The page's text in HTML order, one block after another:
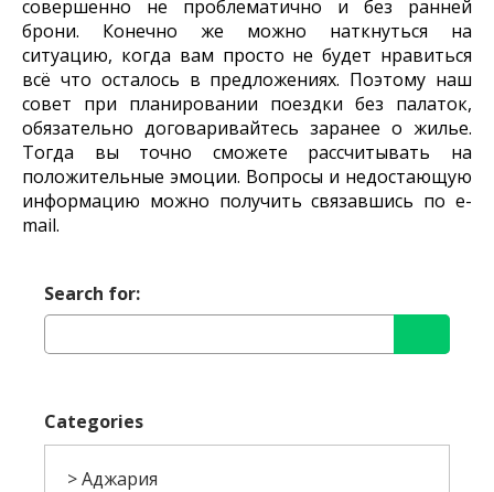
совершенно не проблематично и без ранней
брони. Конечно же можно наткнуться на
ситуацию, когда вам просто не будет нравиться
всё что осталось в предложениях. Поэтому наш
совет при планировании поездки без палаток,
обязательно договаривайтесь заранее о жилье.
Тогда вы точно сможете рассчитывать на
положительные эмоции. Вопросы и недостающую
информацию можно получить связавшись по e-
mail.
Search for:
Categories
Аджария